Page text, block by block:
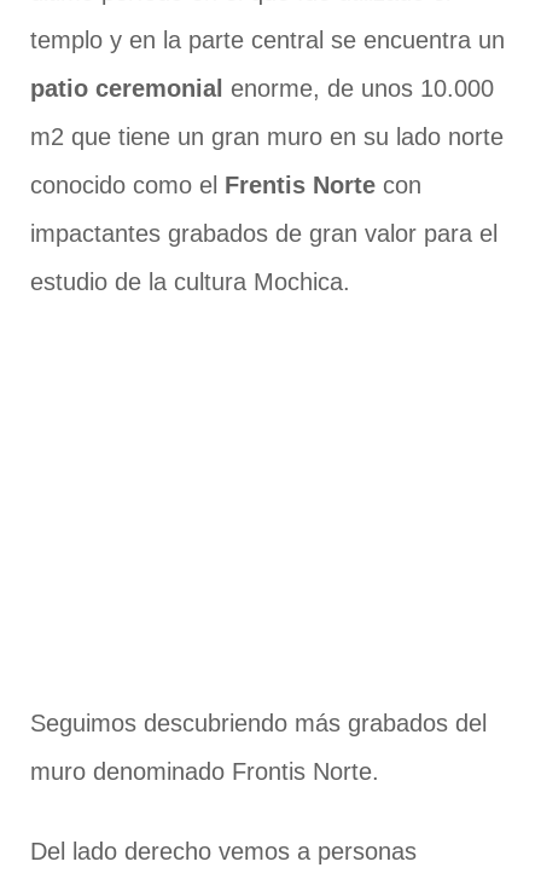
templo y en la parte central se encuentra un
patio ceremonial enorme, de unos 10.000
m2 que tiene un gran muro en su lado norte
conocido como el Frentis Norte con
impactantes grabados de gran valor para el
estudio de la cultura Mochica.
Seguimos descubriendo más grabados del
muro denominado Frontis Norte.
Del lado derecho vemos a personas